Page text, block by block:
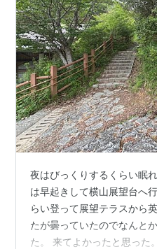
夜はびっくりするくらい眠
は早起きして横山展望台へ
らい登って展望テラスから
たが曇っていたのでなんと
た。 来てよかったと思った